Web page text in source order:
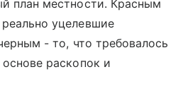
план местности. Красным
уцелевшие
- то, что требовалось
раскопок и